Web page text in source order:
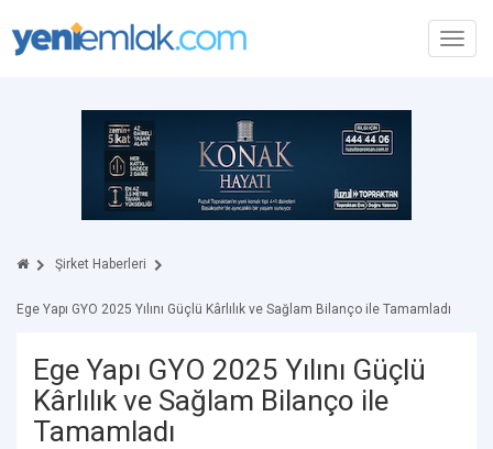
Şirket Haberleri
Ege Yapı GYO 2025 Yılını Güçlü Kârlılık ve Sağlam Bilanço ile Tamamladı
Ege Yapı GYO 2025 Yılını Güçlü
Kârlılık ve Sağlam Bilanço ile
Tamamladı